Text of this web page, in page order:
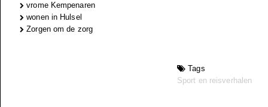
vrome Kempenaren
wonen in Hulsel
Zorgen om de zorg
Tags
Sport en reisverhalen